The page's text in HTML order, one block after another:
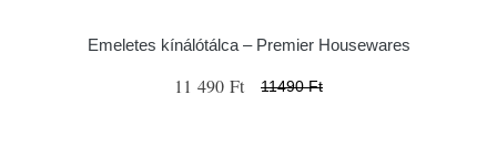
Emeletes kínálótálca – Premier Housewares
11 490 Ft 11490 Ft